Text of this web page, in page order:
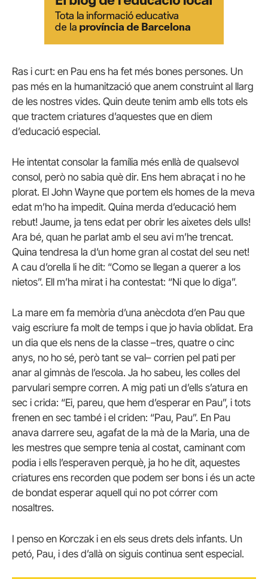
Ras i curt: en Pau ens ha fet més bones persones. Un
pas més en la humanització que anem construint al llarg
de les nostres vides. Quin deute tenim amb ells tots els
que tractem criatures d’aquestes que en diem
d’educació especial.
He intentat consolar la família més enllà de qualsevol
consol, però no sabia què dir. Ens hem abraçat i no he
plorat. El John Wayne que portem els homes de la meva
edat m’ho ha impedit. Quina merda d’educació hem
rebut! Jaume, ja tens edat per obrir les aixetes dels ulls!
Ara bé, quan he parlat amb el seu avi m’he trencat.
Quina tendresa la d’un home gran al costat del seu net!
A cau d’orella li he dit: “Como se llegan a querer a los
nietos”. Ell m’ha mirat i ha contestat: “Ni que lo diga”.
La mare em fa memòria d’una anècdota d’en Pau que
vaig escriure fa molt de temps i que jo havia oblidat. Era
un dia que els nens de la classe –tres, quatre o cinc
anys, no ho sé, però tant se val– corrien pel pati per
anar al gimnàs de l’escola. Ja ho sabeu, les colles del
parvulari sempre corren. A mig pati un d’ells s’atura en
sec i crida: “Ei, pareu, que hem d’esperar en Pau”, i tots
frenen en sec també i el criden: “Pau, Pau”. En Pau
anava darrere seu, agafat de la mà de la Maria, una de
les mestres que sempre tenia al costat, caminant com
podia i ells l’esperaven perquè, ja ho he dit, aquestes
criatures ens recorden que podem ser bons i és un acte
de bondat esperar aquell qui no pot córrer com
nosaltres.
I penso en Korczak i en els seus drets dels infants. Un
petó, Pau, i des d’allà on siguis continua sent especial.